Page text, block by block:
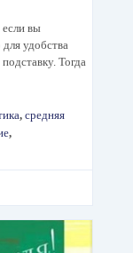
вы
удобства
Тогда
, средняя
,